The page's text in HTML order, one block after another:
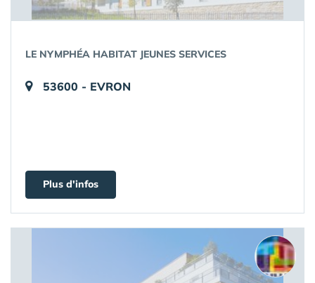
LE NYMPHÉA HABITAT JEUNES SERVICES
53600 - EVRON
Plus d'infos